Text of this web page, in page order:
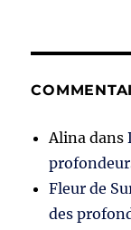
Alina dans
Fleur de
des